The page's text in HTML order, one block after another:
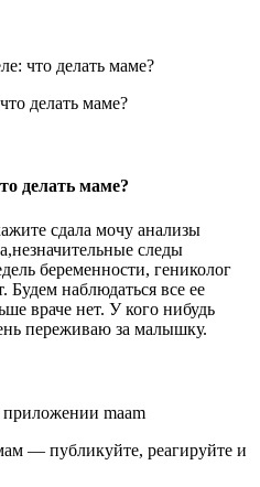
что делать маме?
делать маме?
сдала мочу анализы
следы
беременности, гениколог
Будем наблюдаться все ее
враче нет. У кого нибудь
переживаю за малышку.
приложении maam
— публикуйте, реагируйте и